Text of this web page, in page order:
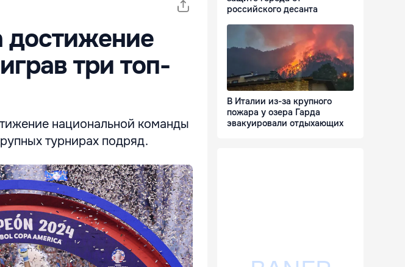
достижение
три топ-
национальной команды
турнирах подряд.
российского десанта
В Италии из-за крупного
пожара у озера Гарда
эвакуировали отдыхающих